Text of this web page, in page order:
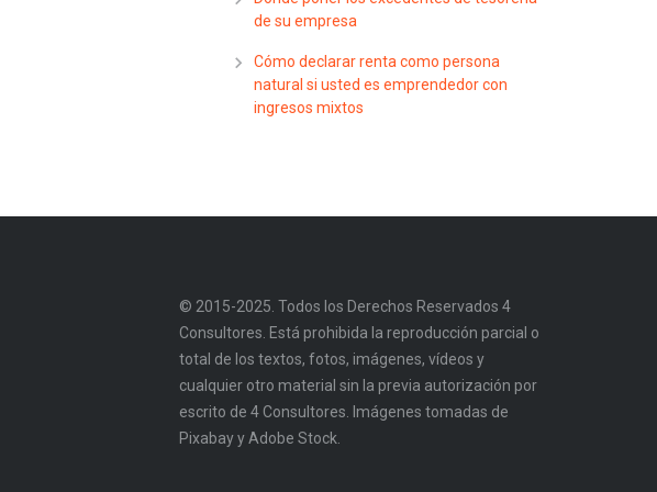
de su empresa
Cómo declarar renta como persona
natural si usted es emprendedor con
ingresos mixtos
© 2015-2025. Todos los Derechos Reservados 4
Consultores. Está prohibida la reproducción parcial o
total de los textos, fotos, imágenes, vídeos y
cualquier otro material sin la previa autorización por
escrito de 4 Consultores. Imágenes tomadas de
Pixabay y Adobe Stock.